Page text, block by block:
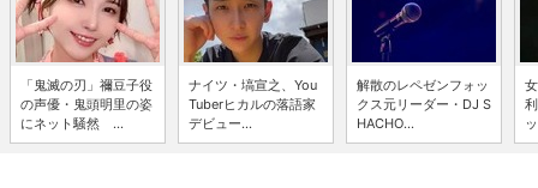
「鬼滅の刃」禰豆子役
の声優・鬼頭明里の姿
にネット騒然 ...
ナイツ・塙宣之、You
Tuberヒカルの落語家
デビュー...
解散のレペゼンフォッ
クス元リーダー・DJ S
HACHO...